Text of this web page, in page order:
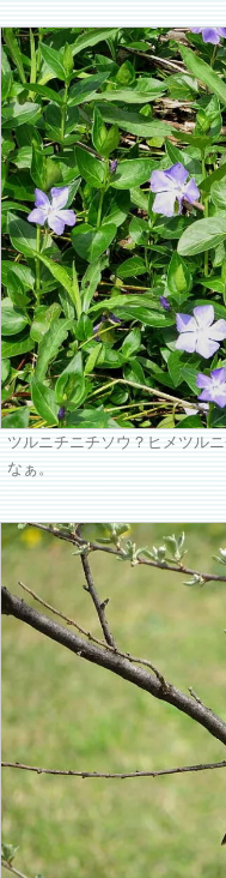
ツルニチニチソウ？ヒメツル
なぁ。